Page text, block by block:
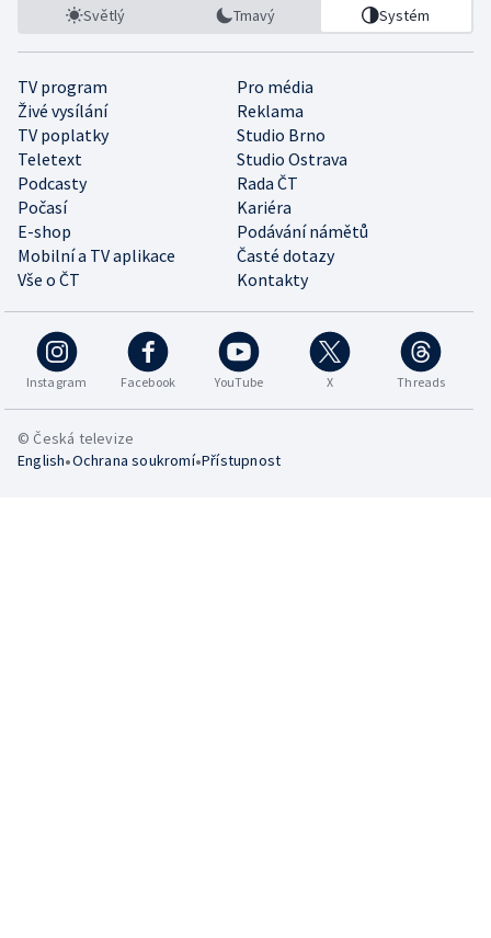
Světlý Tmavý Systém
TV program
Pro média
Živé vysílání
Reklama
TV poplatky
Studio Brno
Teletext
Studio Ostrava
Podcasty
Rada ČT
Počasí
Kariéra
E-shop
Podávání námětů
Mobilní a TV aplikace
Časté dotazy
Vše o ČT
Kontakty
Instagram Facebook YouTube X Threads
© Česká televize
English•Ochrana soukromí•Přístupnost